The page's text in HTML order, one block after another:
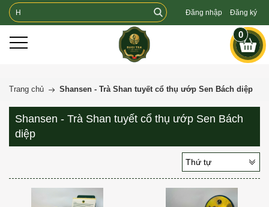
Đăng nhập Đăng ký
0
Trang chủ Shansen - Trà Shan tuyết cổ thụ ướp Sen Bách diệp
Shansen - Trà Shan tuyết cổ thụ ướp Sen Bách
diệp
Thứ tự